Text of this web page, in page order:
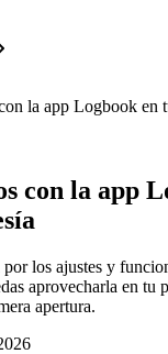
la app Logbook en
con la app
los ajustes y
aprovecharla en tu
apertura.